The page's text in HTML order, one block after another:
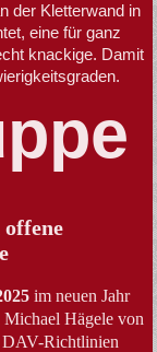
der Kletterwand in
eine für ganz
knackige. Damit
im neuen Jahr
Hägele von
DAV-Richtlinien